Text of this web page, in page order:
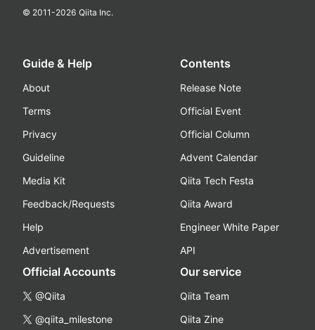
© 2011-2026 Qiita Inc.
Guide & Help
About
Terms
Privacy
Guideline
Media Kit
Feedback/Requests
Help
Advertisement
Contents
Release Note
Official Event
Official Column
Advent Calendar
Qiita Tech Festa
Qiita Award
Engineer White Paper
API
Official Accounts
@Qiita
@qiita_milestone
Our service
Qiita Team
Qiita Zine